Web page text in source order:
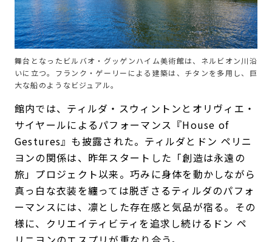
舞台となったビルバオ・グッゲンハイム美術館は、ネルビオン川沿
いに立つ。フランク・ゲーリーによる建築は、チタンを多用し、巨
大な船のようなビジュアル。
館内では、ティルダ・スウィントンとオリヴィエ・
サイヤールによるパフォーマンス『House of
Gestures』も披露された。ティルダとドン ペリニ
ヨンの関係は、昨年スタートした「創造は永遠の
旅」プロジェクト以来。巧みに身体を動かしながら
真っ白な衣装を纏っては脱ぎさるティルダのパフォ
ーマンスには、凛とした存在感と気品が宿る。その
様に、クリエイティビティを追求し続けるドン ペ